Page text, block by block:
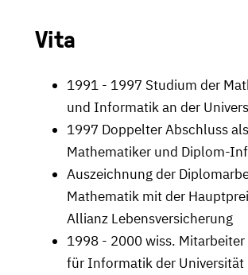
Vita
1991 - 1997 Studium der
und Informatik an der
1997 Doppelter Abschluss
Mathematiker und Diplom-
Auszeichnung der
Mathematik mit der
Allianz Lebensversicherung
1998 - 2000 wiss.
für Informatik der Universität